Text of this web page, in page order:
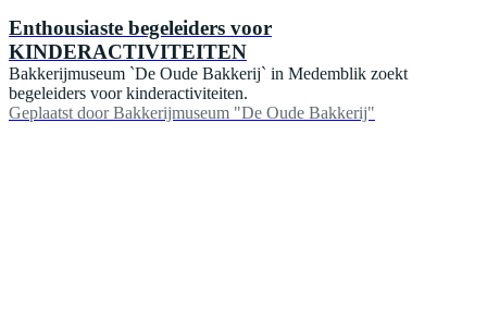
Enthousiaste begeleiders voor
KINDERACTIVITEITEN
Bakkerijmuseum `De Oude Bakkerij` in Medemblik zoekt
begeleiders voor kinderactiviteiten.
Geplaatst door Bakkerijmuseum "De Oude Bakkerij"